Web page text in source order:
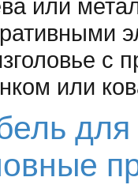
или
с
или
для